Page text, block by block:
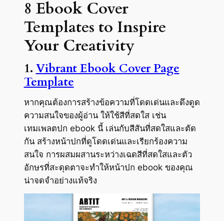
8 Ebook Cover
Templates to Inspire
Your Creativity
1. Vibrant Ebook Cover Page
Template
หากคุณต้องการสร้างข้อความที่โดดเด่นและดึงดูด
ความสนใจของผู้อ่าน ให้ใช้สีที่สดใส เช่น
เทมเพลตปก ebook นี้ เล่นกับสีสันที่สดใสและตัด
กัน สร้างหน้าปกที่ดูโดดเด่นและเรียกร้องความ
สนใจ การผสมผสานระหว่างเฉดสีที่สดใสและตัว
อักษรที่สะดุดตาจะทำให้หน้าปก ebook ของคุณ
น่าจดจำอย่างแท้จริง